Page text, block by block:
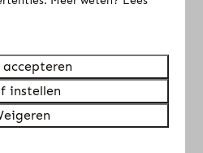
met een
over het
van het uitzicht vanaf
aan het water ligt. Ons
om te lunchen
accepteren
instellen